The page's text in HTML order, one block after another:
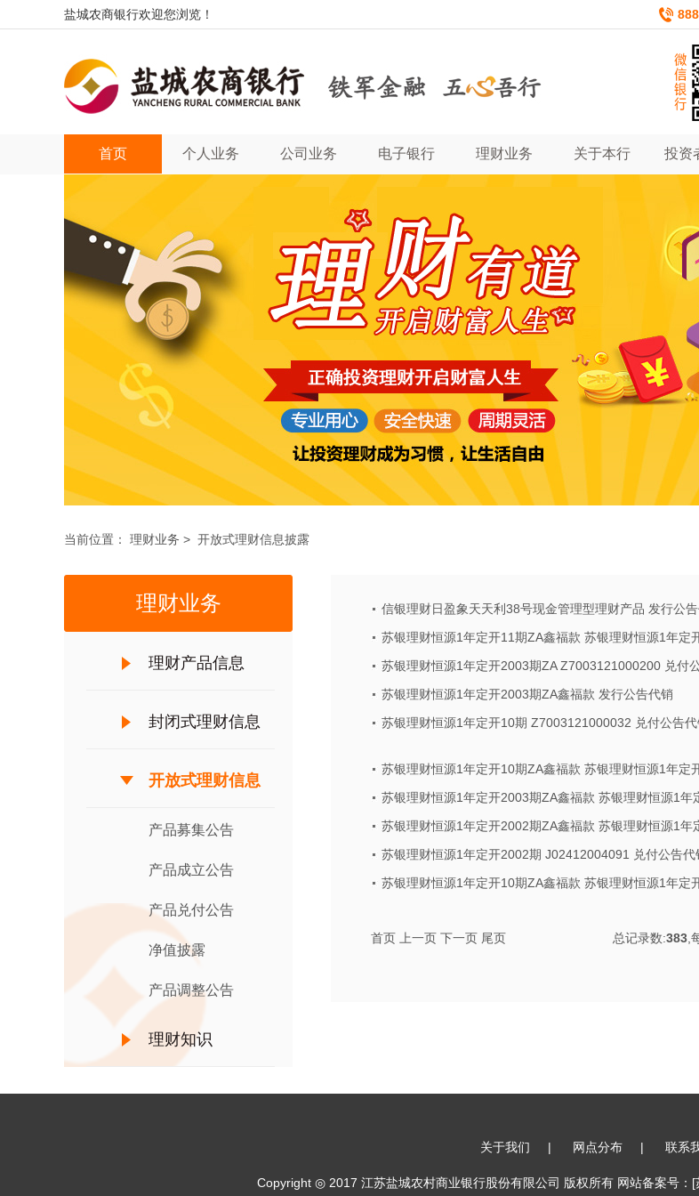
盐城农商银行欢迎您浏览！
首页 个人业务 公司业务 电子银行 理财业务 关于本行 投资
当前位置： 理财业务 > 开放式理财信息披露
理财业务
理财产品信息
封闭式理财信息
披露
开放式理财信息
披露
产品募集公告
产品成立公告
产品兑付公告
净值披露
产品调整公告
理财知识
信银理财日盈象天天利38号现金管理型理财产品 发行公
苏银理财恒源1年定开11期ZA鑫福款 苏银理财恒源1年定
苏银理财恒源1年定开2003期ZA Z7003121000200 兑付
苏银理财恒源1年定开2003期ZA鑫福款 发行公告代销
苏银理财恒源1年定开10期 Z7003121000032 兑付公告代
苏银理财恒源1年定开10期ZA鑫福款 苏银理财恒源1年定
苏银理财恒源1年定开2003期ZA鑫福款 苏银理财恒源1年
苏银理财恒源1年定开2002期ZA鑫福款 苏银理财恒源1年
苏银理财恒源1年定开2002期 J02412004091 兑付公告代
苏银理财恒源1年定开10期ZA鑫福款 苏银理财恒源1年定
首页 上一页 下一页 尾页 总记录数:383 ,
关于我们 | 网点分布 | 联系
Copyright ◎ 2017 江苏盐城农村商业银行股份有限公司 版权所有 网站备案号： [